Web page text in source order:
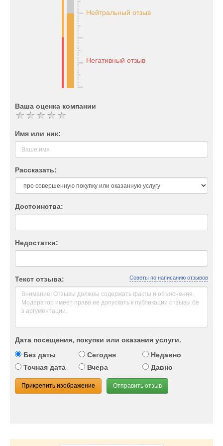
Нейтральный отзыв
Негативный отзыв
Ваша оценка компании
Имя или ник:
Рассказать:
Достоинства:
Недостатки:
Текст отзыва: Советы по написанию отзывов
Дата посещения, покупки или оказания услуги.
Без даты
Сегодня
Недавно
Точная дата
Вчера Давно
Прикрепить изображение Отправить отзыв